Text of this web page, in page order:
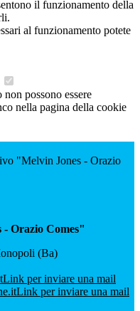
il funzionamento della
al funzionamento potete
possono essere
nella pagina della cookie
"Melvin Jones - Orazio
Orazio Comes"
(Ba)
Link per inviare una mail
Link per inviare una mail